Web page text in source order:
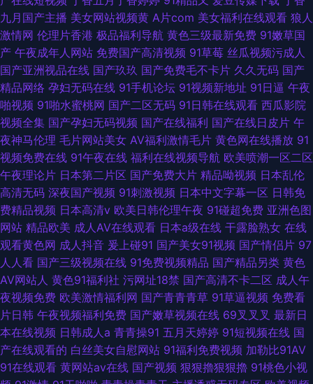
九月国产主播 美女网站视频黄 A片com 美女福利在线观看 狼人
激情网 伦理片香港 极品福利导航 黄色三级最新免费 91嫩草国
产 午夜成年人网站 免费国产高清视频 91草莓 丝瓜视频污成人
国产亚洲视品在线 国产玖玖 国产免费毛不卡片 久久无码 国产
精品网络 孕妇无码在线 91手机论坛 91视频新地址 91日逼 午夜
啪视频 91啪水蜜桃网 国产二区无码 91日韩在线观看 西瓜影院
视频全集 国产孕妇无码视频 国产在线福利 国产在线日皮片 午
夜神马伦理 毛片网站美女 AV福利激情毛片 黄色网在线播放 91
视频免费在线 91午夜在线 福利在线视频导航 欧美喷潮一区二区
午夜理论片 日本第二片区 国产免费大片 精品呦视频 日本乱伦
高清无码 深夜国产视频 91刺激视频 日本中文字幕一区 日韩免
费精品视频 日本高清v 欧美日韩伦理午夜 91碰超免费 亚洲色图
网站 精品欧美 成人AV在线观看 日本a级在线 干露脸熟女 在线
观看黄色网 成人抖音 爰上碰91 国产美女91视频 国产情侣片 97
人人看 国产三级视频在线 91免费视频精品 国产精品另类 黄色
AV网站人 黄色91福利社 污网址18禁 国产高清不卡二区 成人午
夜视频免费 欧美激情福利网 国产青青青草 91草逼视频 免费看
片日韩 午夜视频福利免费 国产嫩草视频在线 69叉叉叉 最新日
本在线视频 日韩成人a 青青操91 五月天婷婷 91短视频在线 国
产在线观看的 白丝美女自慰网站 91福利免费视频 加勒比91AV
91在线观看 黄网站av在线 国产视频 狠狠擼狠狠擼 91桃色小视